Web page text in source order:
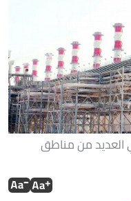
العديد من مناطق